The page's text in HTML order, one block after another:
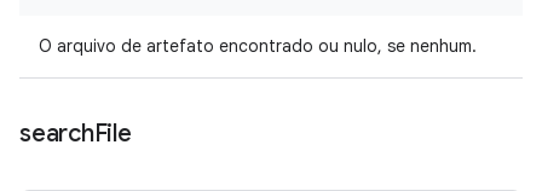
O arquivo de artefato encontrado ou nulo, se nenhum.
searchFile